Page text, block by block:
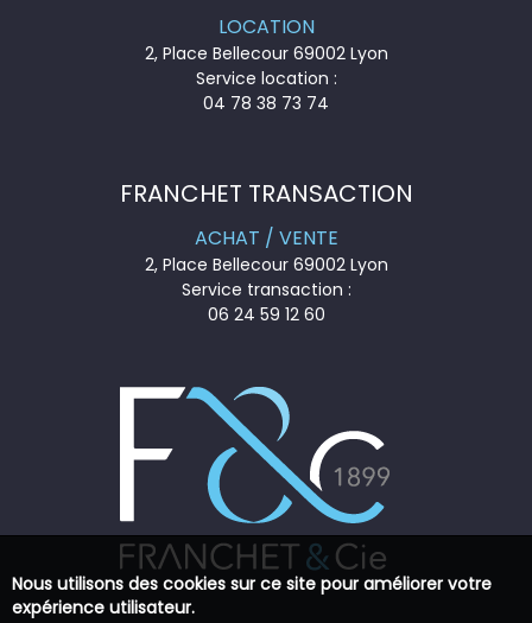
LOCATION
2, Place Bellecour 69002 Lyon
Service location :
04 78 38 73 74
FRANCHET TRANSACTION
ACHAT / VENTE
2, Place Bellecour 69002 Lyon
Service transaction :
06 24 59 12 60
Nous utilisons des cookies sur ce site pour améliorer votre
expérience utilisateur.